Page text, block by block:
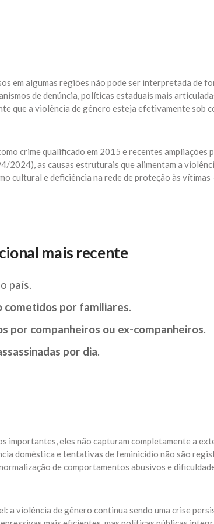
em algumas regiões não pode ser interpretada de
de denúncia, políticas estaduais mais
que a violência de gênero esteja efetivamente sob
crime qualificado em 2015 e recentes ampliações
2024), as causas estruturais que alimentam a
cultural e deficiência na rede de proteção às vítimas
mais recente
país.
cometidos por familiares.
por companheiros ou ex-companheiros.
por dia.
importantes, eles não capturam completamente a
doméstica e tentativas de feminicídio não são
de comportamentos abusivos e
a violência de gênero continua sendo uma crise